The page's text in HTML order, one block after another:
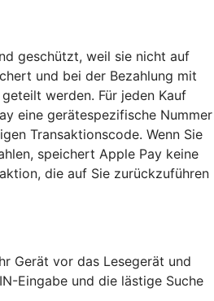
geschützt, weil sie nicht auf
und bei der Bezahlung mit
werden. Für jeden Kauf
eine gerätespezifische Nummer
Transaktionscode. Wenn Sie
speichert Apple Pay keine
die auf Sie zurückzuführen
Gerät vor das Lesegerät und
Eingabe und die lästige Suche